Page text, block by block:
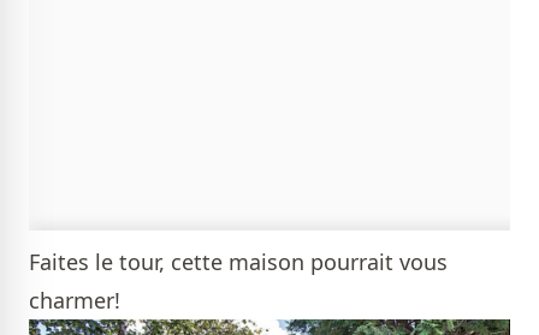
Faites le tour, cette maison pourrait vous
charmer!